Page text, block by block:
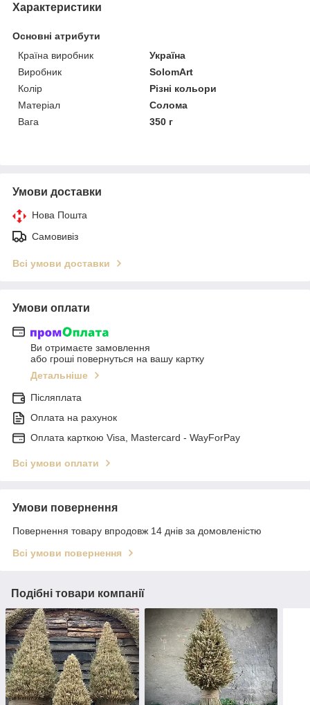
Характеристики
Основні атрибути
Країна виробник
Україна
Виробник
SolomArt
Колір
Різні кольори
Матеріал
Солома
Вага
350 г
Умови доставки
Нова Пошта
Самовивіз
Всі умови доставки
Умови оплати
Ви отримаєте замовлення
або гроші повернуться на вашу картку
Детальніше
Післяплата
Оплата на рахунок
Оплата карткою Visa, Mastercard - WayForPay
Всі умови оплати
Умови повернення
Повернення товару впродовж 14 днів за домовленістю
Всі умови повернення
Подібні товари компанії